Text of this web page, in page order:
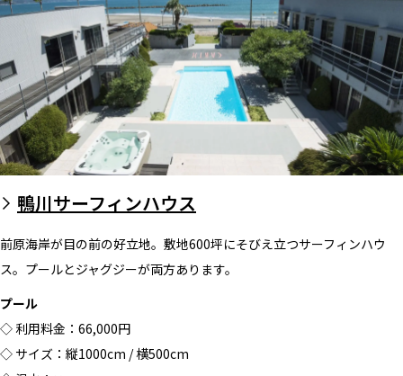
鴨川サーフィンハウス
前原海岸が目の前の好立地​。敷地600坪にそびえ立つサーフィンハウ
ス。プールとジャグジーが両方あります。
プール
◇ 利用料金：66,000円
◇ サイズ：縦1000cm / 横500cm